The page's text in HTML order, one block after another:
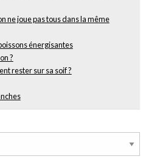
ne joue pas tous dans la même
énergisantes
?
rester sur sa soif ?